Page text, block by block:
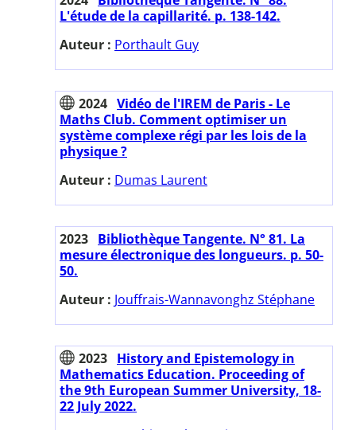
L'étude de la capillarité. p. 138-142.
Auteur : Porthault Guy
2024 Vidéo de l'IREM de Paris - Le
Maths Club. Comment optimiser un
système complexe régi par les lois de la
physique ?
Auteur : Dumas Laurent
2023 Bibliothèque Tangente. N° 81. La
mesure électronique des longueurs. p. 50-
50.
Auteur : Jouffrais-Wannavonghz Stéphane
2023 History and Epistemology in
Mathematics Education. Proceeding of
the 9th European Summer University, 18-
22 July 2022.